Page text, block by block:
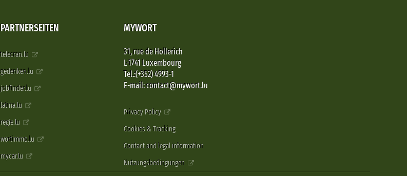
PARTNERSEITEN
telecran.lu
gedenken.lu
jobfinder.lu
latina.lu
regie.lu
wortimmo.lu
mycar.lu
MYWORT
31, rue de Hollerich
L-1741 Luxembourg
Tel.:(+352) 4993-1
E-mail: contact@mywort.lu
Privacy Policy
Cookies & Tracking
Contact and legal information
Nutzungsbedingungen